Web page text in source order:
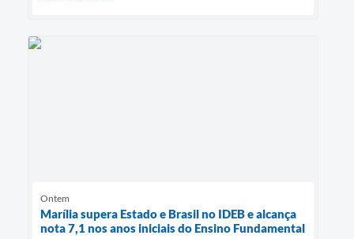
Ontem
Marília supera Estado e Brasil no IDEB e alcança
nota 7,1 nos anos iniciais do Ensino Fundamental